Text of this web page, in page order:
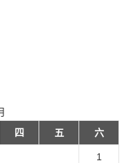
四 五 六
1